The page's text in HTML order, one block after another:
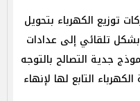
توزيع الكهرباء بتحويل
بشكل تلقائي إلى عدادات
جدية التصالح بالتوجه
التابع لها لإنهاء